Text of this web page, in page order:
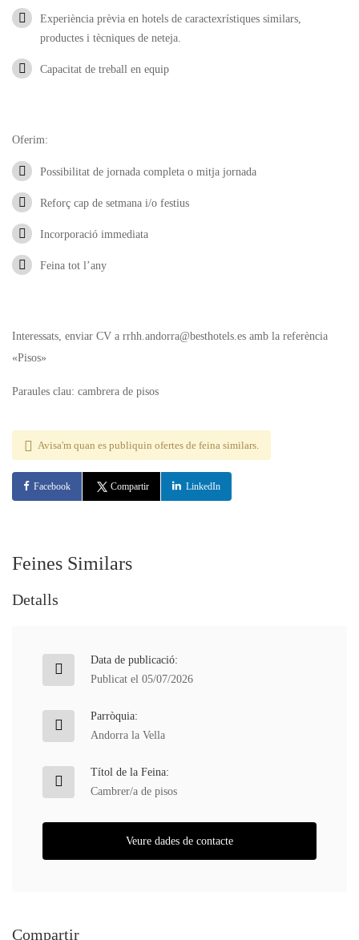
Experiència prèvia en hotels de caractexrístiques similars,
productes i tècniques de neteja.
Capacitat de treball en equip
Oferim:
Possibilitat de jornada completa o mitja jornada
Reforç cap de setmana i/o festius
Incorporació immediata
Feina tot l’any
Interessats, enviar CV a rrhh.andorra@besthotels.es amb la referència
«Pisos»
Paraules clau: cambrera de pisos
Avisa'm quan es publiquin ofertes de feina similars.
Facebook Compartir LinkedIn
Feines Similars
Detalls
Data de publicació:
Publicat el 05/07/2026
Parròquia:
Andorra la Vella
Títol de la Feina:
Cambrer/a de pisos
Veure dades de contacte
Compartir